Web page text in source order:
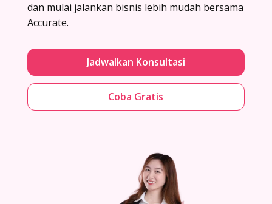
dan mulai jalankan bisnis lebih mudah bersama
Accurate.
Jadwalkan Konsultasi
Coba Gratis